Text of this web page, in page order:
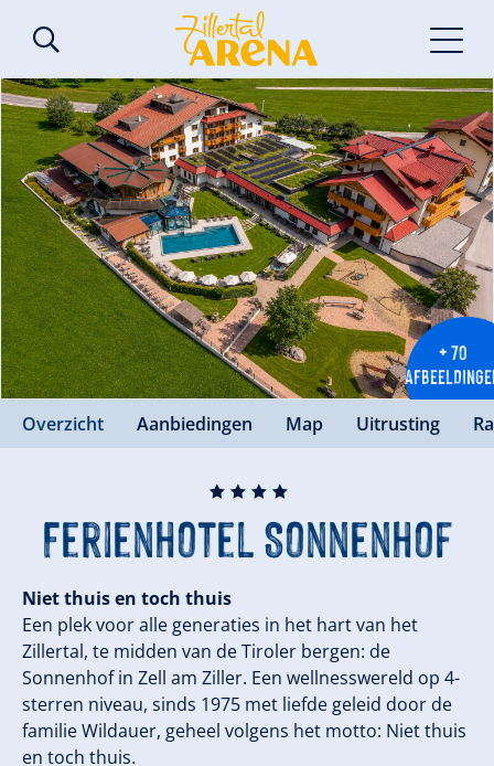
+ 70
Overzicht Aanbiedingen Map Uitrusting
🞙 🞙 🞙 🞙
Ferienhotel Sonnenhof
Niet thuis en toch thuis
Een plek voor alle generaties in het hart van het
Zillertal, te midden van de Tiroler bergen: de
Sonnenhof in Zell am Ziller. Een wellnesswereld op 4-
sterren niveau, sinds 1975 met liefde geleid door de
familie Wildauer, geheel volgens het motto: Niet thuis
en toch thuis.